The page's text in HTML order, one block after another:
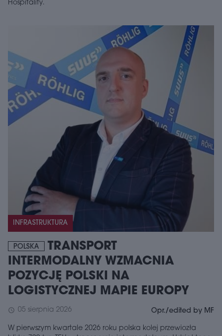
Hospitality.
INFRASTRUKTURA
POLSKA
TRANSPORT
INTERMODALNY WZMACNIA
POZYCJĘ POLSKI NA
LOGISTYCZNEJ MAPIE EUROPY
schedule 05 sierpnia 2026 Opr./edited by MF
W pierwszym kwartale 2026 roku polska kolej przewiozła